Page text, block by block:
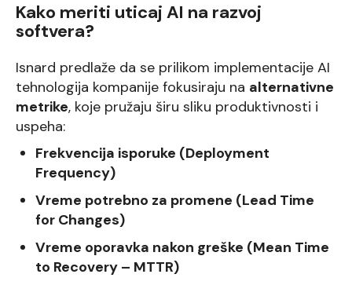
Kako meriti uticaj AI na razvoj
softvera?
Isnard predlaže da se prilikom implementacije AI
tehnologija kompanije fokusiraju na alternativne
metrike, koje pružaju širu sliku produktivnosti i
uspeha:
Frekvencija isporuke (Deployment
Frequency)
Vreme potrebno za promene (Lead Time
for Changes)
Vreme oporavka nakon greške (Mean Time
to Recovery – MTTR)